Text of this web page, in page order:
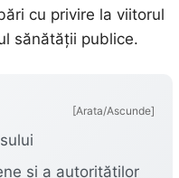
cu privire la viitorul
sănătății publice.
[Arata/Ascunde]
și a autorităților